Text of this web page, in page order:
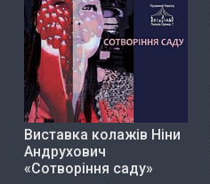
Виставка колажів Ніни
Андрухович
«Сотворіння саду»